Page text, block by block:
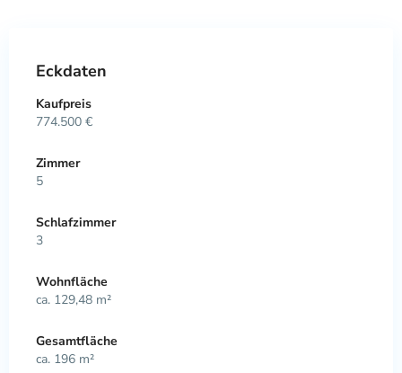
Eckdaten
Kaufpreis
774.500 €
Zimmer
5
Schlafzimmer
3
Wohnfläche
ca. 129,48 m²
Gesamtfläche
ca. 196 m²